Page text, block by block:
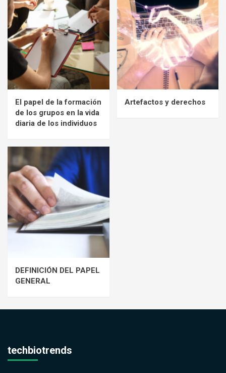
El papel de la formación
de los grupos en la vida
diaria de los individuos
Artefactos y derechos
DEFINICIÓN DEL PAPEL
GENERAL
techbiotrends